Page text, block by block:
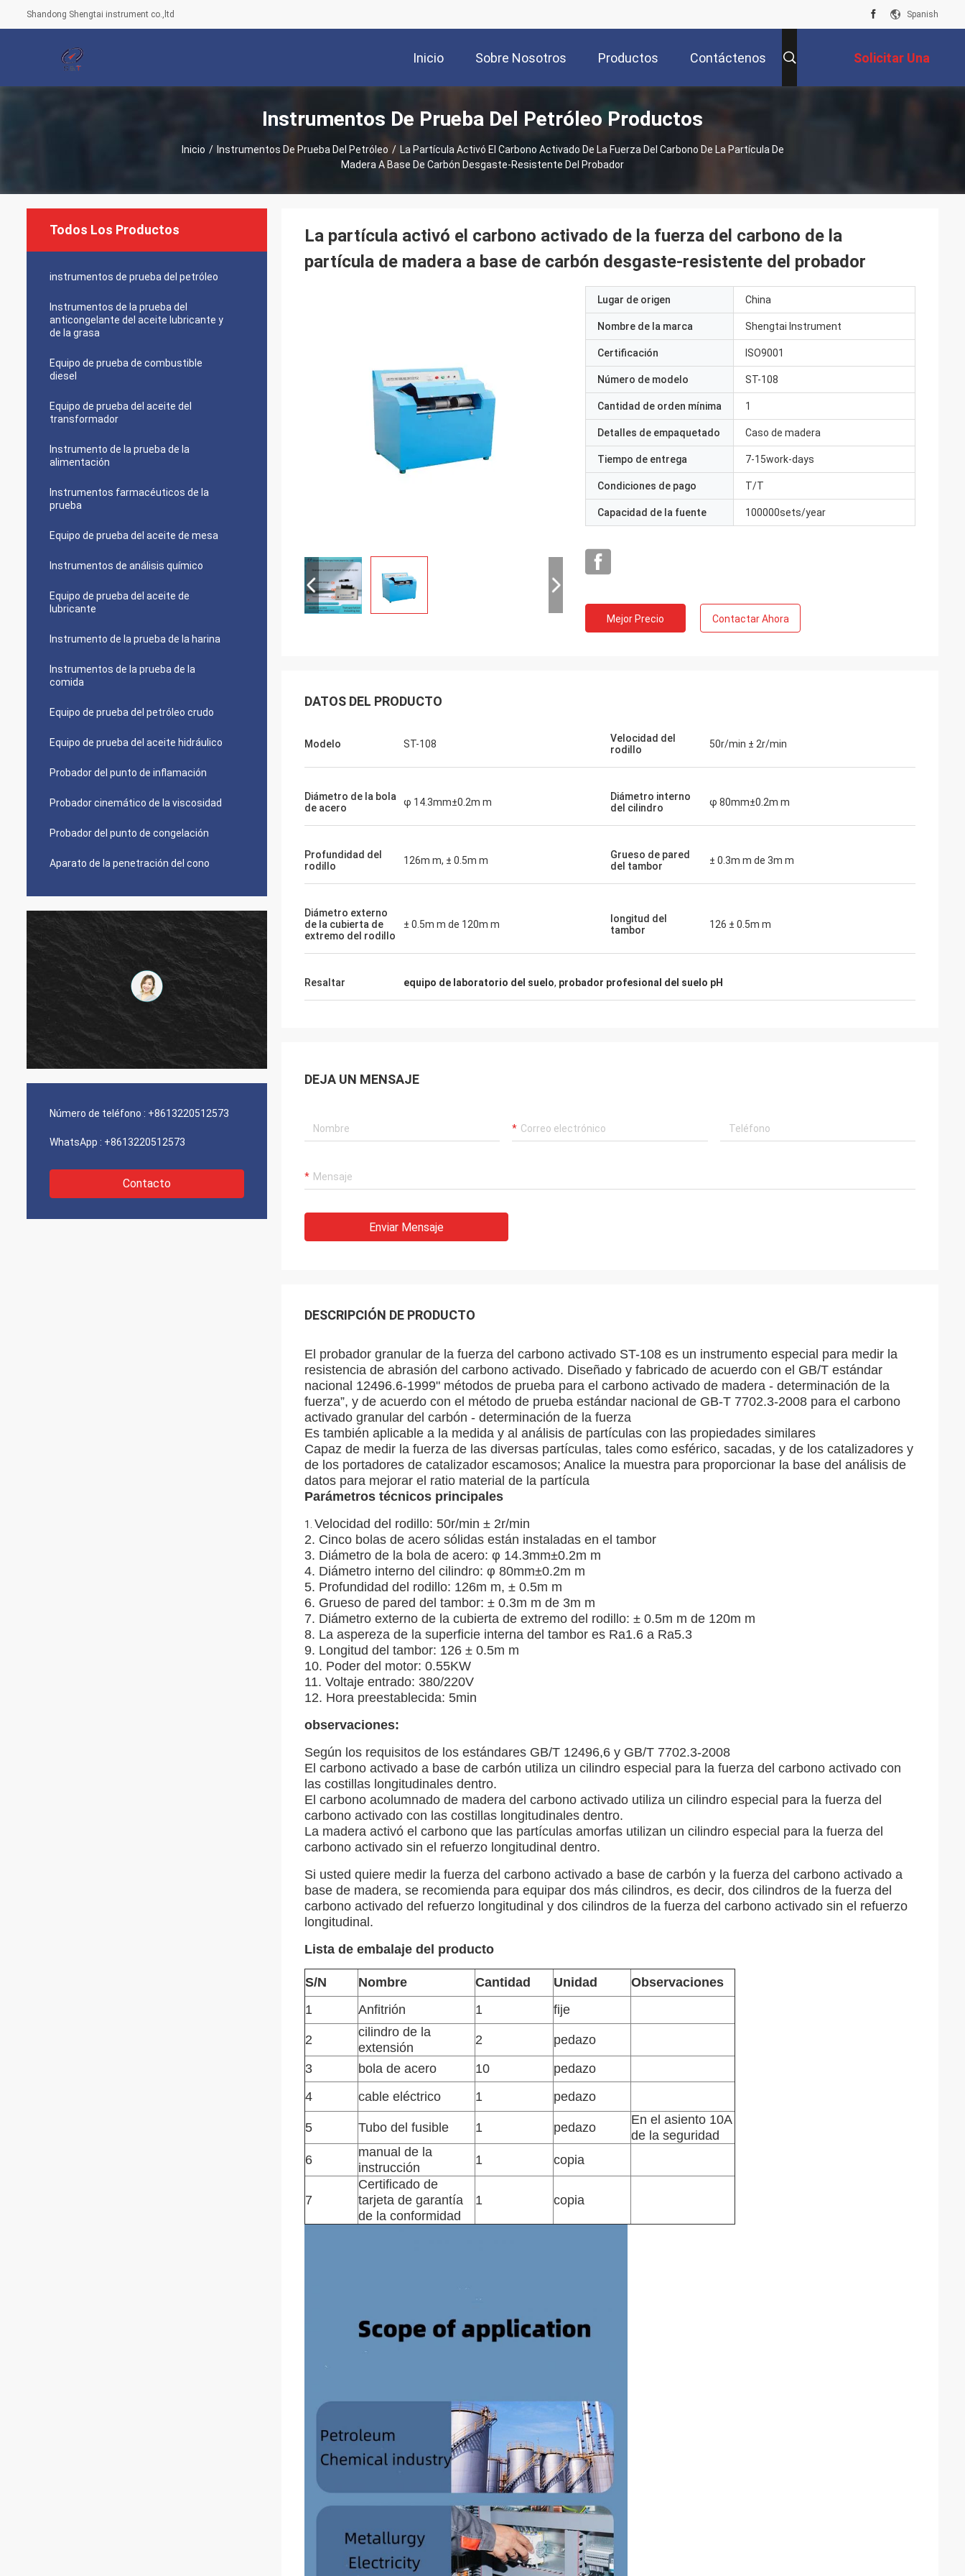
Shandong Shengtai instrument co.,ltd Spanish
Inicio Sobre Nosotros Productos Contáctenos Solicitar Una
Cotización
Instrumentos De Prueba Del Petróleo Productos
Inicio / Instrumentos De Prueba Del Petróleo / La Partícula Activó El Carbono Activado De La Fuerza Del Carbono De La Partícula De
Madera A Base De Carbón Desgaste-Resistente Del Probador
Todos Los Productos
instrumentos de prueba del petróleo
Instrumentos de la prueba del
anticongelante del aceite lubricante y
de la grasa
Equipo de prueba de combustible
diesel
Equipo de prueba del aceite del
transformador
Instrumento de la prueba de la
alimentación
Instrumentos farmacéuticos de la
prueba
Equipo de prueba del aceite de mesa
Instrumentos de análisis químico
Equipo de prueba del aceite de
lubricante
Instrumento de la prueba de la harina
Instrumentos de la prueba de la
comida
Equipo de prueba del petróleo crudo
Equipo de prueba del aceite hidráulico
Probador del punto de inflamación
Probador cinemático de la viscosidad
Probador del punto de congelación
Aparato de la penetración del cono
Número de teléfono : +8613220512573
WhatsApp : +8613220512573
Contacto
La partícula activó el carbono activado de la fuerza del carbono de la
partícula de madera a base de carbón desgaste-resistente del probador
Lugar de origen China
Nombre de la marca Shengtai Instrument
Certificación ISO9001
Número de modelo ST-108
Cantidad de orden mínima 1
Detalles de empaquetado Caso de madera
Tiempo de entrega 7-15work-days
Condiciones de pago T/T
Capacidad de la fuente 100000sets/year
Mejor Precio Contactar Ahora
DATOS DEL PRODUCTO
Modelo ST-108
Velocidad del
rodillo
50r/min ± 2r/min
Diámetro de la bola
de acero
φ 14.3mm±0.2m m
Diámetro interno
del cilindro
φ 80mm±0.2m m
Profundidad del
rodillo
126m m, ± 0.5m m
Grueso de pared
del tambor
± 0.3m m de 3m m
Diámetro externo
de la cubierta de
extremo del rodillo
± 0.5m m de 120m m
longitud del
tambor
126 ± 0.5m m
Resaltar equipo de laboratorio del suelo, probador profesional del suelo pH
DEJA UN MENSAJE
Enviar Mensaje
DESCRIPCIÓN DE PRODUCTO
El probador granular de la fuerza del carbono activado ST-108 es un instrumento especial para medir la
resistencia de abrasión del carbono activado. Diseñado y fabricado de acuerdo con el GB/T estándar
nacional 12496.6-1999" métodos de prueba para el carbono activado de madera - determinación de la
fuerza”, y de acuerdo con el método de prueba estándar nacional de GB-T 7702.3-2008 para el carbono
activado granular del carbón - determinación de la fuerza
Es también aplicable a la medida y al análisis de partículas con las propiedades similares
Capaz de medir la fuerza de las diversas partículas, tales como esférico, sacadas, y de los catalizadores y
de los portadores de catalizador escamosos; Analice la muestra para proporcionar la base del análisis de
datos para mejorar el ratio material de la partícula
Parámetros técnicos principales
1. Velocidad del rodillo: 50r/min ± 2r/min
2. Cinco bolas de acero sólidas están instaladas en el tambor
3. Diámetro de la bola de acero: φ 14.3mm±0.2m m
4. Diámetro interno del cilindro: φ 80mm±0.2m m
5. Profundidad del rodillo: 126m m, ± 0.5m m
6. Grueso de pared del tambor: ± 0.3m m de 3m m
7. Diámetro externo de la cubierta de extremo del rodillo: ± 0.5m m de 120m m
8. La aspereza de la superficie interna del tambor es Ra1.6 a Ra5.3
9. Longitud del tambor: 126 ± 0.5m m
10. Poder del motor: 0.55KW
11. Voltaje entrado: 380/220V
12. Hora preestablecida: 5min
observaciones:
Según los requisitos de los estándares GB/T 12496,6 y GB/T 7702.3-2008
El carbono activado a base de carbón utiliza un cilindro especial para la fuerza del carbono activado con
las costillas longitudinales dentro.
El carbono acolumnado de madera del carbono activado utiliza un cilindro especial para la fuerza del
carbono activado con las costillas longitudinales dentro.
La madera activó el carbono que las partículas amorfas utilizan un cilindro especial para la fuerza del
carbono activado sin el refuerzo longitudinal dentro.
Si usted quiere medir la fuerza del carbono activado a base de carbón y la fuerza del carbono activado a
base de madera, se recomienda para equipar dos más cilindros, es decir, dos cilindros de la fuerza del
carbono activado del refuerzo longitudinal y dos cilindros de la fuerza del carbono activado sin el refuerzo
longitudinal.
Lista de embalaje del producto
S/N Nombre Cantidad Unidad
Observaciones
1
Anfitrión 1 fije
2
cilindro de la
extensión
2
pedazo
3
bola de acero 10
pedazo
4
cable eléctrico 1 pedazo
5 Tubo del fusible 1 pedazo
En el asiento 10A
de la seguridad
6
manual de la
instrucción
1 copia
7
Certificado de
tarjeta de garantía
de la conformidad
1 copia